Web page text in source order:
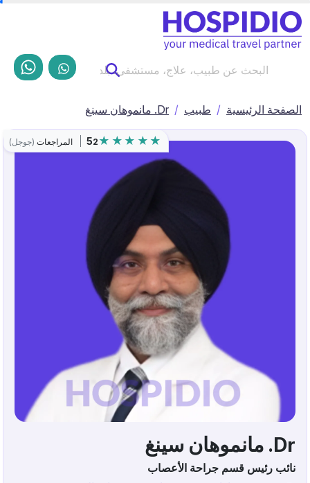
الصفحة الرئيسية طبيب Dr. مانموهان سينغ
52 المراجعات (جوجل)
Dr. مانموهان سينغ
نائب رئيس قسم جراحة الأعصاب